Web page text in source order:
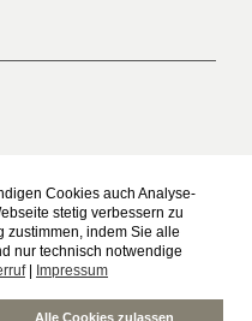
Cookies auch Analyse-
stetig verbessern zu
zustimmen, indem Sie alle
nur technisch notwendige
| Impressum
Alle Cookies zulassen
Seite
SkF